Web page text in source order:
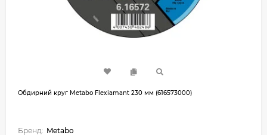
Обдирний круг Metabo Flexiamant 230 мм (616573000)
Бренд: Metabo